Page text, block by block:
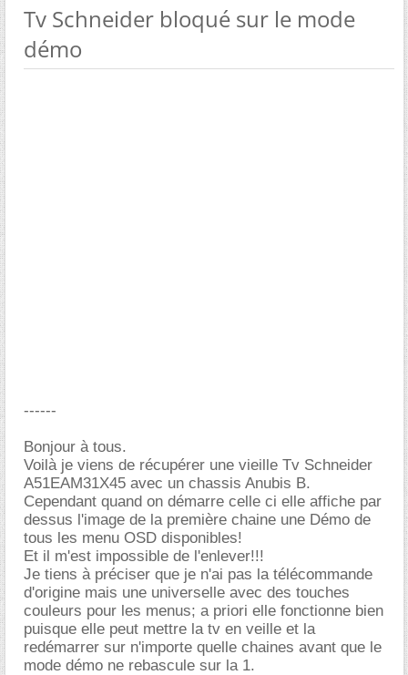
Tv Schneider bloqué sur le mode
démo
------
Bonjour à tous.
Voilà je viens de récupérer une vieille Tv Schneider
A51EAM31X45 avec un chassis Anubis B.
Cependant quand on démarre celle ci elle affiche par
dessus l'image de la première chaine une Démo de
tous les menu OSD disponibles!
Et il m'est impossible de l'enlever!!!
Je tiens à préciser que je n'ai pas la télécommande
d'origine mais une universelle avec des touches
couleurs pour les menus; a priori elle fonctionne bien
puisque elle peut mettre la tv en veille et la
redémarrer sur n'importe quelle chaines avant que le
mode démo ne rebascule sur la 1.